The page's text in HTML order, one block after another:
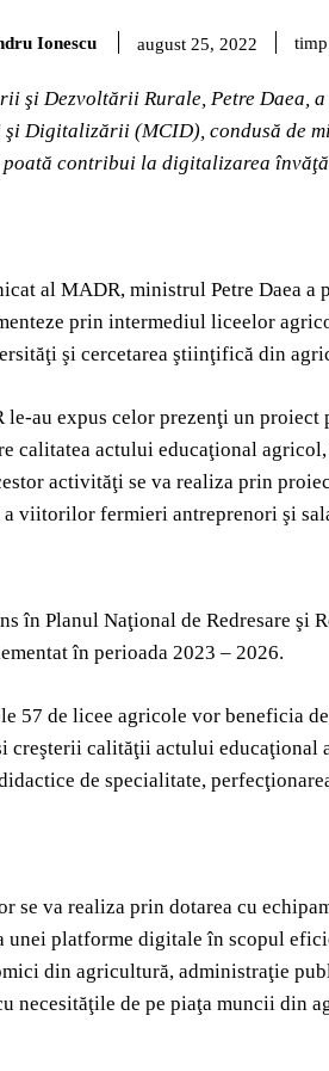
Ionescu august 25, 2022
şi Dezvoltării Rurale, Petre Daea,
Digitalizării (MCID), condusă de
contribui la digitalizarea
al MADR, ministrul Petre Daea
prin intermediul liceelor
şi cercetarea ştiinţifică din
le-au expus celor prezenţi un
calitatea actului educaţional
activităţi se va realiza prin
viitorilor fermieri antreprenori şi
în Planul Naţional de Redresare şi
în perioada 2023 – 2026.
57 de licee agricole vor beneficia
creşterii calităţii actului educaţional
de specialitate,
se va realiza prin dotarea cu
unei platforme digitale în scopul
din agricultură, administraţie
necesităţile de pe piaţa muncii din